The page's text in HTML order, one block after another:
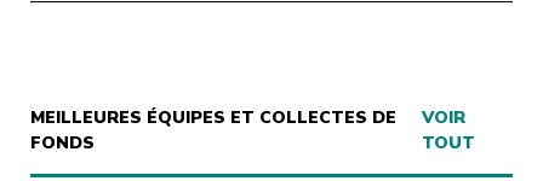
MEILLEURES ÉQUIPES ET COLLECTES DE
FONDS
VOIR
TOUT